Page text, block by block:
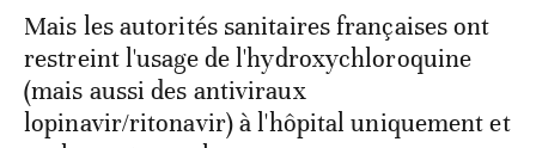
Mais les autorités sanitaires françaises ont
restreint l'usage de l'hydroxychloroquine
(mais aussi des antiviraux
lopinavir/ritonavir) à l'hôpital uniquement et